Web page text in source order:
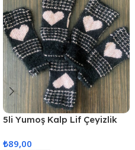
5li Yumoş Kalp Lif Çeyizlik
₺89,00